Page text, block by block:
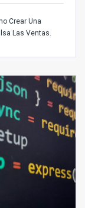
Crear Una
Las Ventas.